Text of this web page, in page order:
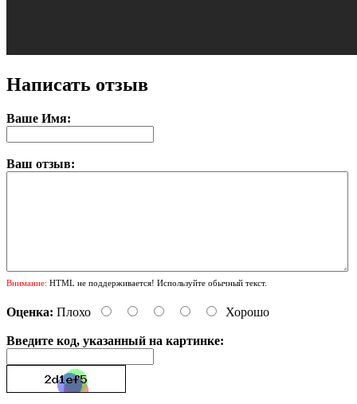
Написать отзыв
Ваше Имя:
Ваш отзыв:
Внимание: HTML не поддерживается! Используйте обычный текст.
Оценка: Плохо Хорошо
Введите код, указанный на картинке: